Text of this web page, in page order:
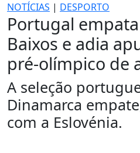
NOTÍCIAS | DESPORTO
Portugal
Baixos e adia
pré-olímpico de
A seleção
Dinamarca
com a Eslovénia.